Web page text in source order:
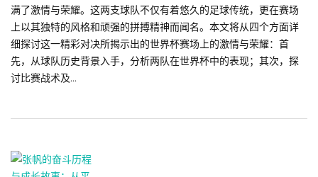
满了激情与荣耀。这两支球队不仅有着悠久的足球传统，更在赛场
上以其独特的风格和顽强的拼搏精神而闻名。本文将从四个方面详
细探讨这一精彩对决所揭示出的世界杯赛场上的激情与荣耀：首
先，从球队历史背景入手，分析两队在世界杯中的表现；其次，探
讨比赛战术及...